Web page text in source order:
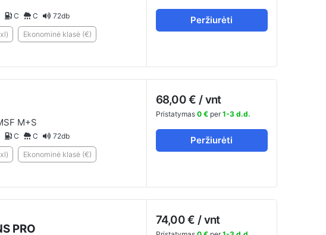
C C 72db
Ekonominė klasė (€)
Peržiurėti
M+S
C C 72db
Ekonominė klasė (€)
68,00 € / vnt
Pristatymas 0 €per 1-3 d.d.
Peržiurėti
PRO
74,00 € / vnt